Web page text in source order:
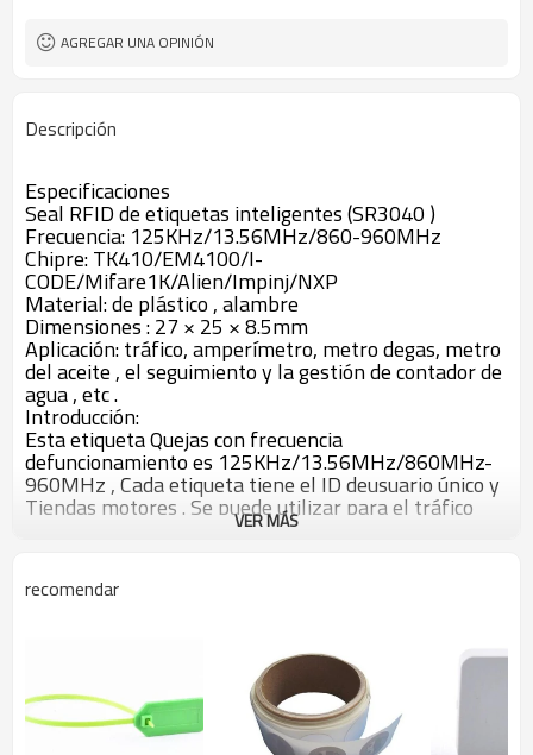
AGREGAR UNA OPINIÓN
Descripción
Especificaciones
Seal RFID de etiquetas inteligentes (SR3040 )
Frecuencia: 125KHz/13.56MHz/860-960MHz
Chipre: TK410/EM4100/I-
CODE/Mifare1K/Alien/Impinj/NXP
Material: de plástico , alambre
Dimensiones : 27 × 25 × 8.5mm
Aplicación: tráfico, amperímetro, metro degas, metro
del aceite , el seguimiento y la gestión de contador de
agua , etc .
Introducción:
Esta etiqueta Quejas con frecuencia
defuncionamiento es 125KHz/13.56MHz/860MHz-
960MHz , Cada etiqueta tiene el ID deusuario único y
Tiendas motores . Se puede utilizar para el tráfico
,amperímetro , medidor de gas , el aceite de metros ,
Características físicas:
Modelo del producto: SR3040
Temperatura de trabajo: -40 ℃ ~ 65 ℃
Temperatura de almacenamiento: -40 ℃ ~ 85 ℃
Características RFID:
Protocolo: ISO7815/15693/18000-6C
VER MÁS
recomendar